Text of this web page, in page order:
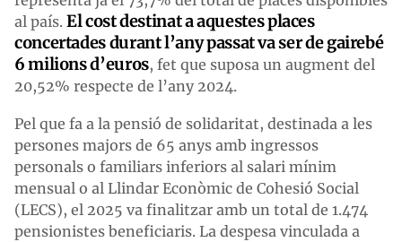
al país. El cost destinat a aquestes places
concertades durant l’any passat va ser de gairebé
6 milions d’euros, fet que suposa un augment del
20,52% respecte de l’any 2024.
Pel que fa a la pensió de solidaritat, destinada a les
persones majors de 65 anys amb ingressos
personals o familiars inferiors al salari mínim
mensual o al Llindar Econòmic de Cohesió Social
(LECS), el 2025 va finalitzar amb un total de 1.474
pensionistes beneficiaris. La despesa vinculada a